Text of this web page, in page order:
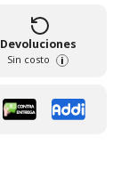
Devoluciones
Sin costo i